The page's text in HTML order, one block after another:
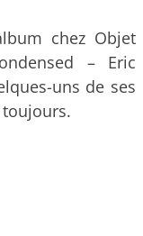
chez Objet
– Eric
uns de ses